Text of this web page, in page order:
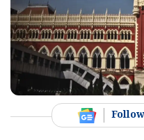
Follow